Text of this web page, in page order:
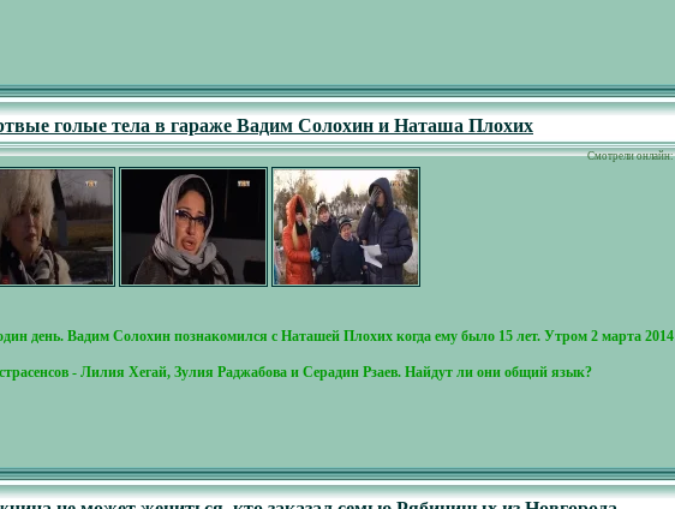
голые тела в гараже Вадим Солохин и Наташа Плохих
Cмотрели
день. Вадим Солохин познакомился с Наташей Плохих когда ему было 15 лет. Утром 2 марта 2014
- Лилия Хегай, Зулия Раджабова и Серадин Рзаев. Найдут ли они общий язык?